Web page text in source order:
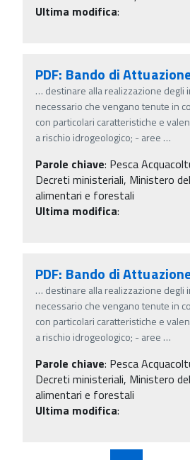
Ultima modifica:
PDF: Bando di
… destinare alla realizzazione degli
necessario che vengano tenute in
con particolari caratteristiche e
a rischio idrogeologico; - aree …
Parole chiave: Pesca
Decreti ministeriali, Ministero
alimentari e forestali
Ultima modifica:
PDF: Bando di
… destinare alla realizzazione degli
necessario che vengano tenute in
con particolari caratteristiche e
a rischio idrogeologico; - aree …
Parole chiave: Pesca
Decreti ministeriali, Ministero
alimentari e forestali
Ultima modifica: